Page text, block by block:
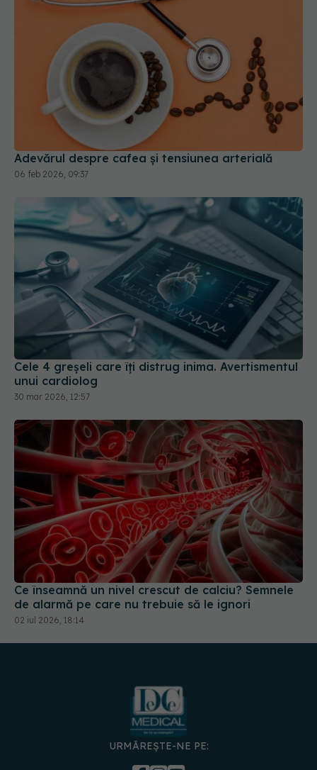
Adevărul despre cafea și tensiunea arterială
06 feb 2026, 09:37
Cele 4 greșeli care îți distrug inima. Avertismentul
unui cardiolog
30 mar 2026, 12:57
Ce înseamnă un nivel crescut de calciu? Semnele
de alarmă pe care nu trebuie să le ignori
02 iul 2026, 18:14
URMĂREȘTE-NE PE:
DESCARCĂ APLICAȚIA